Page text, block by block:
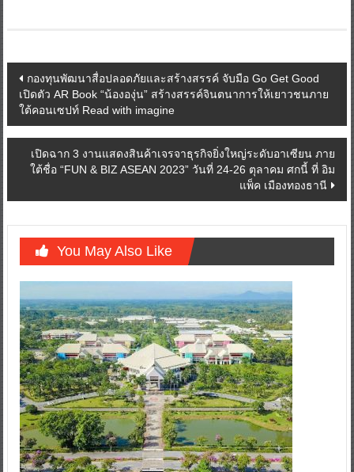
Post
navigation
กองทุนพัฒนาสื่อปลอดภัยและสร้างสรรค์ จับมือ Go Get Good
เปิดตัว AR Book “น้ององุ่น” สร้างสรรค์จินตนาการให้เยาวชนภาย
ใต้คอนเซปท์ Read with imagine
เปิดฉาก 3 งานแสดงสินค้าเจรจาธุรกิจยิ่งใหญ่ระดับอาเซียน ภาย
ใต้ชื่อ “FUN & BIZ ASEAN 2023” วันที่ 24-26 ตุลาคม ศกนี้ ที่ อิม
แพ็ค เมืองทองธานี
You May Also Like